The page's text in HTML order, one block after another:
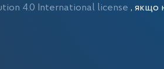
4.0 International license , якщо